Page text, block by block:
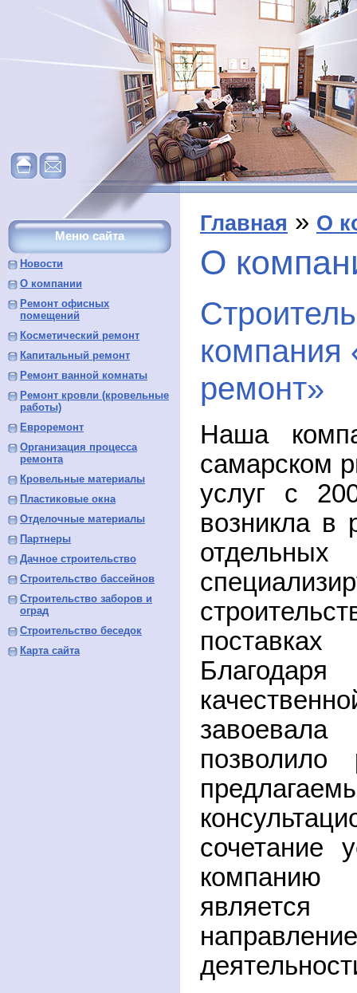
Меню сайта
Новости
О компании
Ремонт офисных
помещений
Косметический ремонт
Капитальный ремонт
Ремонт ванной комнаты
Ремонт кровли (кровельные
работы)
Евроремонт
Организация процесса
ремонта
Кровельные материалы
Пластиковые окна
Отделочные материалы
Партнеры
Дачное строительство
Строительство бассейнов
Строительство заборов и
оград
Строительство беседок
Карта сайта
Главная » О
О
ремонт»
Наша
самарском
услуг с
возникла в
позволило
сочетание
является